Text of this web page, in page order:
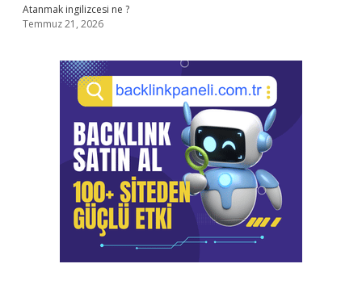
Atanmak ingilizcesi ne ?
Temmuz 21, 2026